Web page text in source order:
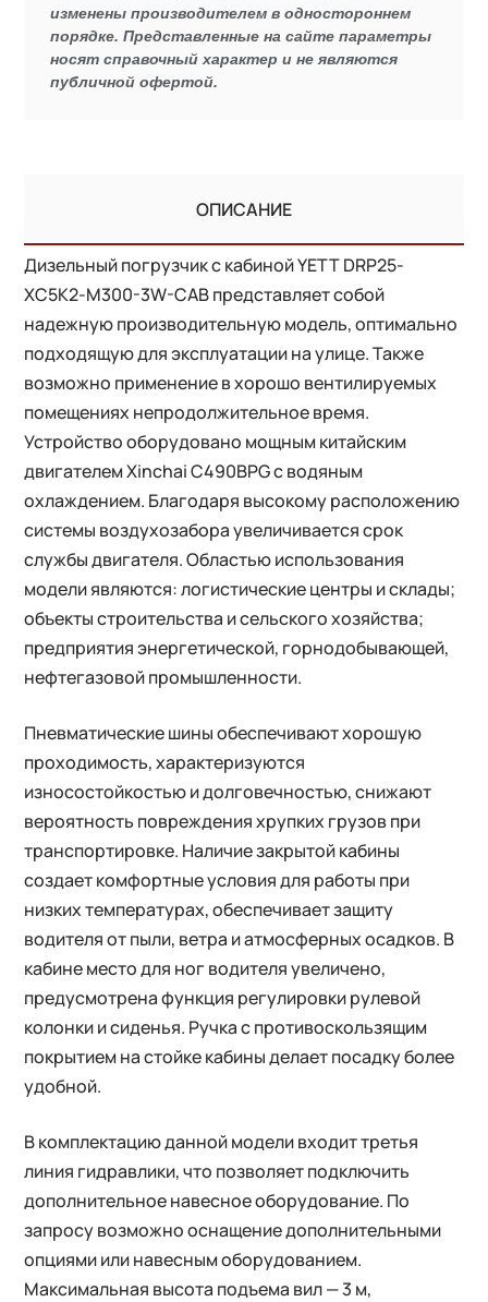
изменены производителем в одностороннем
порядке. Представленные на сайте параметры
носят справочный характер и не являются
публичной офертой.
ОПИСАНИЕ
Дизельный погрузчик с кабиной YETT DRP25-
XC5K2-M300-3W-CAB представляет собой
надежную производительную модель, оптимально
подходящую для эксплуатации на улице. Также
возможно применение в хорошо вентилируемых
помещениях непродолжительное время.
Устройство оборудовано мощным китайским
двигателем Xinchai C490BPG с водяным
охлаждением. Благодаря высокому расположению
системы воздухозабора увеличивается срок
службы двигателя. Областью использования
модели являются: логистические центры и склады;
объекты строительства и сельского хозяйства;
предприятия энергетической, горнодобывающей,
нефтегазовой промышленности.
Пневматические шины обеспечивают хорошую
проходимость, характеризуются
износостойкостью и долговечностью, снижают
вероятность повреждения хрупких грузов при
транспортировке. Наличие закрытой кабины
создает комфортные условия для работы при
низких температурах, обеспечивает защиту
водителя от пыли, ветра и атмосферных осадков. В
кабине место для ног водителя увеличено,
предусмотрена функция регулировки рулевой
колонки и сиденья. Ручка с противоскользящим
покрытием на стойке кабины делает посадку более
удобной.
В комплектацию данной модели входит третья
линия гидравлики, что позволяет подключить
дополнительное навесное оборудование. По
запросу возможно оснащение дополнительными
опциями или навесным оборудованием.
Максимальная высота подъема вил — 3 м,